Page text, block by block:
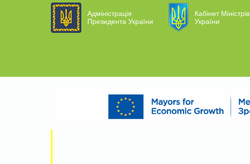
Адміністрація
Президента України
Кабінет Міністрів
України